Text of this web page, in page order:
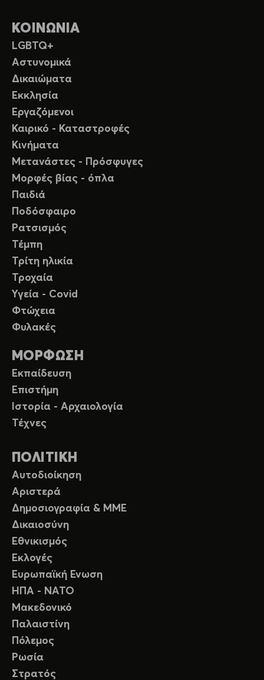
ΚΟΙΝΩΝΙΑ
LGBTQ+
Αστυνομικά
Δικαιώματα
Εκκλησία
Εργαζόμενοι
Καιρικό - Καταστροφές
Κινήματα
Μετανάστες - Πρόσφυγες
Μορφές βίας - όπλα
Παιδιά
Ποδόσφαιρο
Ρατσισμός
Τέμπη
Τρίτη ηλικία
Τροχαία
Υγεία - Covid
Φτώχεια
Φυλακές
ΜΟΡΦΩΣΗ
Εκπαίδευση
Επιστήμη
Ιστορία - Αρχαιολογία
Τέχνες
ΠΟΛΙΤΙΚΗ
Αυτοδιοίκηση
Αριστερά
Δημοσιογραφία & ΜΜΕ
Δικαιοσύνη
Εθνικισμός
Εκλογές
Ευρωπαϊκή Ενωση
ΗΠΑ - ΝΑΤΟ
Μακεδονικό
Παλαιστίνη
Πόλεμος
Ρωσία
Στρατός